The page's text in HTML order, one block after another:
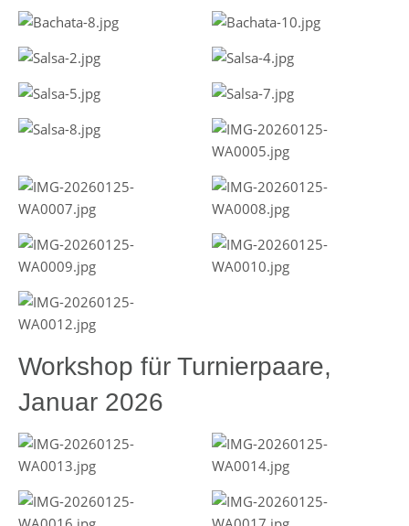
Workshop für Turnierpaare,
Januar 2026